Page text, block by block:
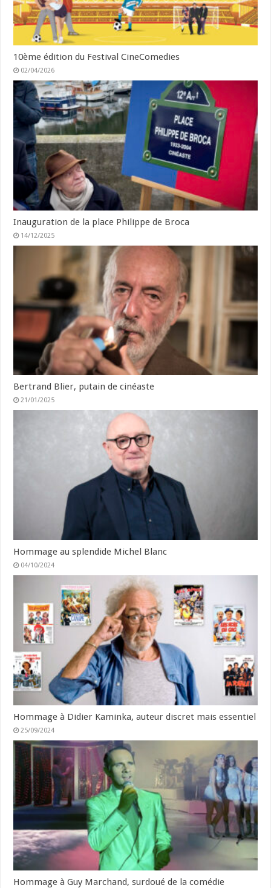
10ème édition du Festival CineComedies
02/04/2026
Inauguration de la place Philippe de Broca
14/12/2025
Bertrand Blier, putain de cinéaste
21/01/2025
Hommage au splendide Michel Blanc
04/10/2024
Hommage à Didier Kaminka, auteur discret mais essentiel
25/09/2024
Hommage à Guy Marchand, surdoué de la comédie